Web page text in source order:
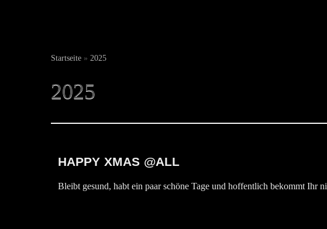
Startseite » 2025
2025
HAPPY XMAS @ALL
Bleibt gesund, habt ein paar schöne Tage und hoffentlich bekommt Ihr